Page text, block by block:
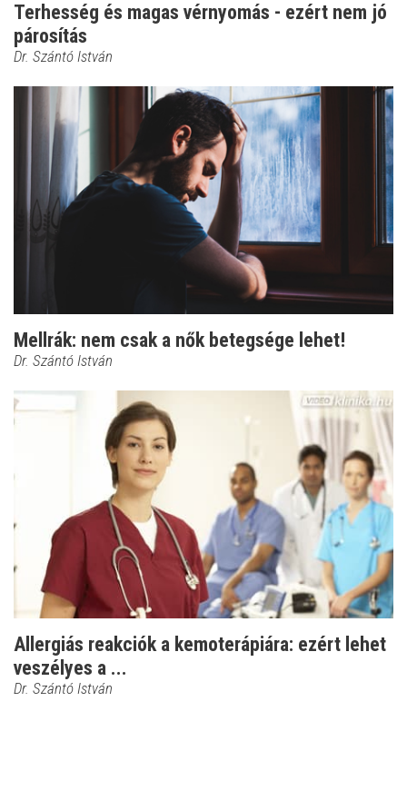
Terhesség és magas vérnyomás - ezért nem jó
párosítás
Dr. Szántó István
Mellrák: nem csak a nők betegsége lehet!
Dr. Szántó István
Allergiás reakciók a kemoterápiára: ezért lehet
veszélyes a ...
Dr. Szántó István